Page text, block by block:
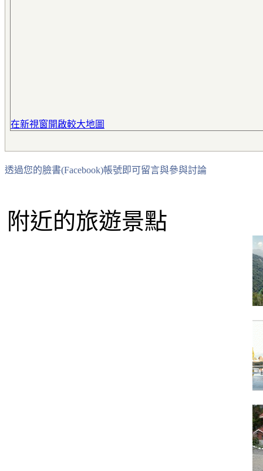
在新視窗開啟較大地圖
透過您的臉書(Facebook)帳號即可留言與參與討論
附近的旅遊景點